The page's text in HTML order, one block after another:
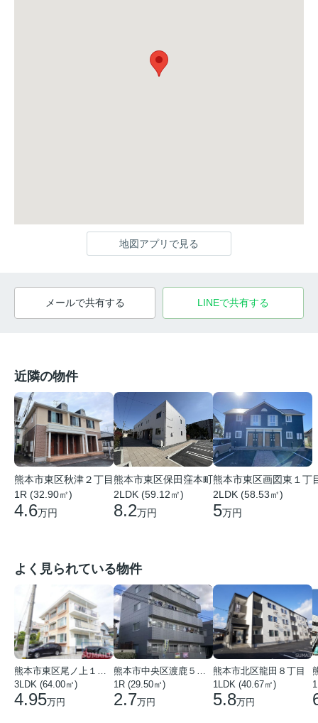
地図アプリで見る
メールで共有する LINEで共有する
近隣の物件
熊本市東区秋津２丁目
1R (32.90㎡)
4.6万円
熊本市東区保田窪本町
2LDK (59.12㎡)
8.2万円
熊本市東区画図東１丁
2LDK (58.53㎡)
5万円
よく見られている物件
熊本市東区尾ノ上１丁目
3LDK (64.00㎡)
4.95万円
熊本市中央区渡鹿５丁目
1R (29.50㎡)
2.7万円
熊本市北区龍田８丁目
1LDK (40.67㎡)
5.8万円